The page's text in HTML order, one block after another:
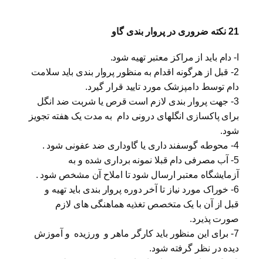
21 نکته ضروری در پروار بندی گاو
ا- دام باید از مراکز معتبر تهیه شود.
2- قبل از هرگونه اقدام به منظور پروار بندی باید سلامت
دام توسط دامپزشک مورد تایید قرار گیرد.
3- جهت پروار بندی لازم است قرص یا شربت ضد انگل
برای پاکسازی انگلهای درونی دام به مدت یک هفته تجویز
شود.
4- محوطه گوسفند داری یا گاوداری ضد عفونی شود .
5- آب مصرفی دام قبلا نمونه برداری شده و به
آزمایشگاه معتبر ارسال شود تا املاح آن مشخص شود .
6- خوراک مورد نیاز تا آخر دوره پروار بندی باید تهیه و
قبل از آن با یک متخصص تغذیه هماهنگی های لازم
صورت پذیرد.
7- برای این منظور باید کارگر ماهر و ورزیده و آموزش
دیده در نظر گرفته شود.